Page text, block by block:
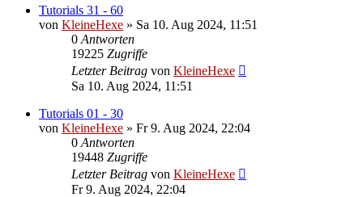
Tutorials 31 - 60
von KleineHexe » Sa 10. Aug 2024, 11:51
0 Antworten
19225 Zugriffe
Letzter Beitrag von KleineHexe
Sa 10. Aug 2024, 11:51
Tutorials 01 - 30
von KleineHexe » Fr 9. Aug 2024, 22:04
0 Antworten
19448 Zugriffe
Letzter Beitrag von KleineHexe
Fr 9. Aug 2024, 22:04